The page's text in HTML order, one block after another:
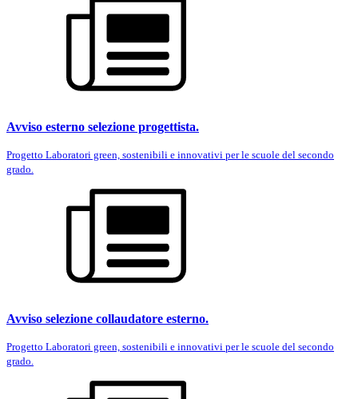
Avviso esterno selezione progettista.
Progetto Laboratori green, sostenibili e innovativi per le scuole del secondo
grado.
Avviso selezione collaudatore esterno.
Progetto Laboratori green, sostenibili e innovativi per le scuole del secondo
grado.